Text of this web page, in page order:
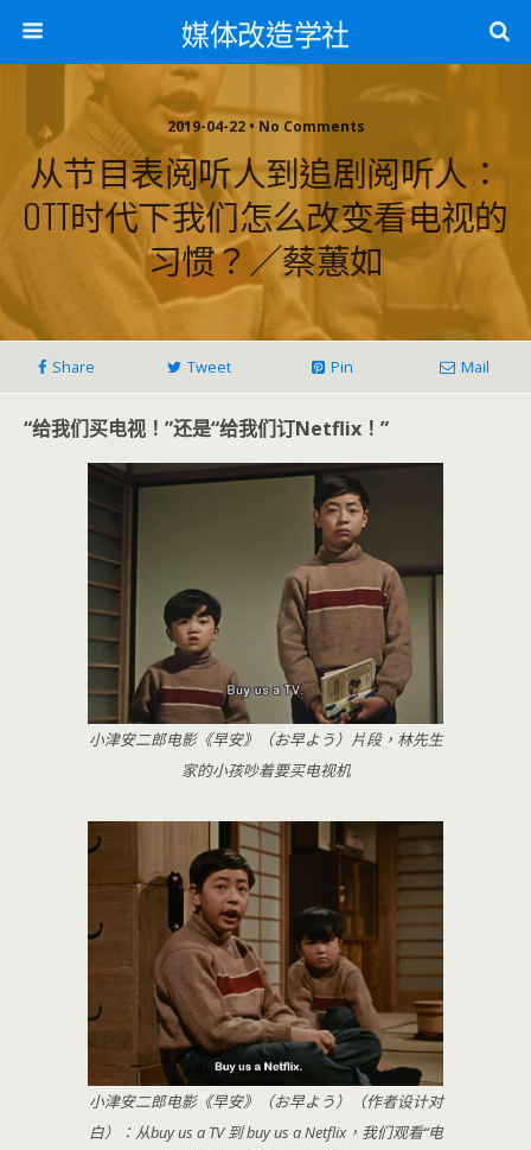
媒体改造学社
2019-04-22 • No Comments
从节目表阅听人到追剧阅听人：
OTT时代下我们怎么改变看电视的
习惯？／蔡蕙如
Share Tweet Pin Mail
“给我们买电视！”还是“给我们订Netflix ！”
小津安二郎电影《早安》（お早よう）片段，林先生
家的小孩吵着要买电视机
小津安二郎电影《早安》（お早よう）（作者设计对
白）：从buy us a TV 到 buy us a Netflix，我们观看“电